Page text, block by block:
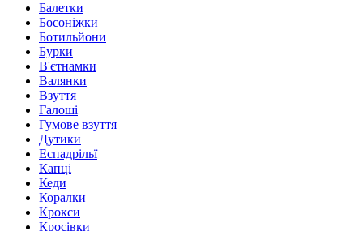
Балетки
Босоніжки
Ботильйони
Бурки
В'єтнамки
Валянки
Взуття
Галоші
Гумове взуття
Дутики
Еспадрільї
Капці
Кеди
Коралки
Крокси
Кросівки